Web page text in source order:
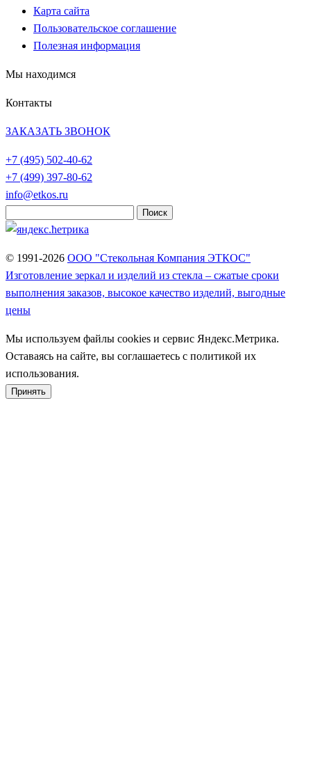
Карта сайта
Пользовательское соглашение
Полезная информация
Мы находимся
Контакты
ЗАКАЗАТЬ ЗВОНОК
+7 (495) 502-40-62
+7 (499) 397-80-62
info@etkos.ru
© 1991-2026 ООО "Стекольная Компания ЭТКОС"
Изготовление зеркал и изделий из стекла – сжатые сроки
выполнения заказов, высокое качество изделий, выгодные
цены
Мы используем файлы cookies и сервис Яндекс.Метрика.
Оставаясь на сайте, вы соглашаетесь с политикой их
использования.
Принять